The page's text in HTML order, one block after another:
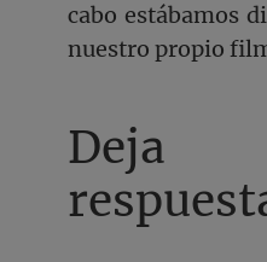
cabo estábamos
nuestro propio